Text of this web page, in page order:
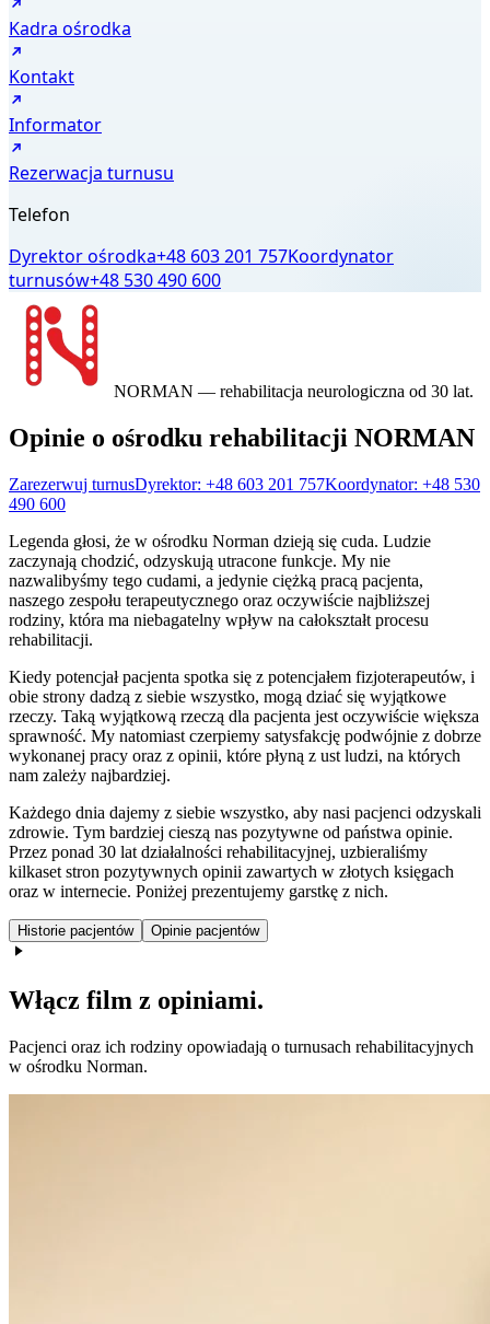
Kadra ośrodka
Kontakt
Informator
Rezerwacja turnusu
Telefon
Dyrektor ośrodka+48 603 201 757Koordynator
turnusów+48 530 490 600
NORMAN — rehabilitacja neurologiczna od 30 lat.
Opinie o ośrodku rehabilitacji NORMAN
Zarezerwuj turnusDyrektor: +48 603 201 757Koordynator: +48 530
490 600
Legenda głosi, że w ośrodku Norman dzieją się cuda. Ludzie
zaczynają chodzić, odzyskują utracone funkcje. My nie
nazwalibyśmy tego cudami, a jedynie ciężką pracą pacjenta,
naszego zespołu terapeutycznego oraz oczywiście najbliższej
rodziny, która ma niebagatelny wpływ na całokształt procesu
rehabilitacji.
Kiedy potencjał pacjenta spotka się z potencjałem fizjoterapeutów, i
obie strony dadzą z siebie wszystko, mogą dziać się wyjątkowe
rzeczy. Taką wyjątkową rzeczą dla pacjenta jest oczywiście większa
sprawność. My natomiast czerpiemy satysfakcję podwójnie z dobrze
wykonanej pracy oraz z opinii, które płyną z ust ludzi, na których
nam zależy najbardziej.
Każdego dnia dajemy z siebie wszystko, aby nasi pacjenci odzyskali
zdrowie. Tym bardziej cieszą nas pozytywne od państwa opinie.
Przez ponad 30 lat działalności rehabilitacyjnej, uzbieraliśmy
kilkaset stron pozytywnych opinii zawartych w złotych księgach
oraz w internecie. Poniżej prezentujemy garstkę z nich.
Historie pacjentów Opinie pacjentów
Włącz film z opiniami.
Pacjenci oraz ich rodziny opowiadają o turnusach rehabilitacyjnych
w ośrodku Norman.